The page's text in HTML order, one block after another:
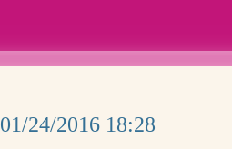
01/24/2016 18:28